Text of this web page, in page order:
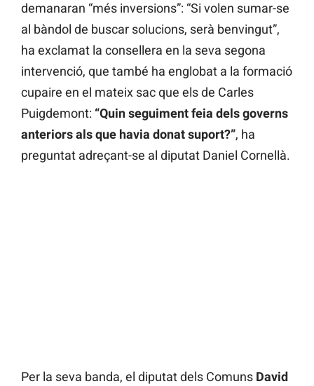
demanaran “més inversions”: “Si volen sumar-se
al bàndol de buscar solucions, serà benvingut”,
ha exclamat la consellera en la seva segona
intervenció, que també ha englobat a la formació
cupaire en el mateix sac que els de Carles
Puigdemont: “Quin seguiment feia dels governs
anteriors als que havia donat suport?”, ha
preguntat adreçant-se al diputat Daniel Cornellà.
Per la seva banda, el diputat dels Comuns David